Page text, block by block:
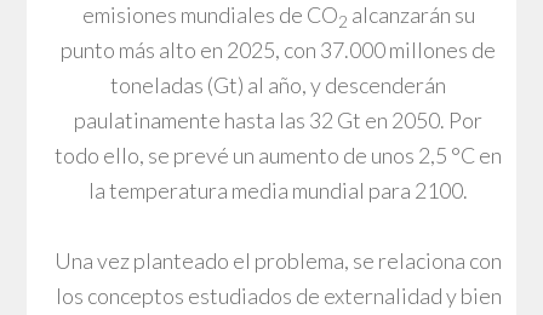
emisiones mundiales de CO2 alcanzarán su
punto más alto en 2025, con 37.000 millones de
toneladas (Gt) al año, y descenderán
paulatinamente hasta las 32 Gt en 2050. Por
todo ello, se prevé un aumento de unos 2,5 °C en
la temperatura media mundial para 2100.
Una vez planteado el problema, se relaciona con
los conceptos estudiados de externalidad y bien